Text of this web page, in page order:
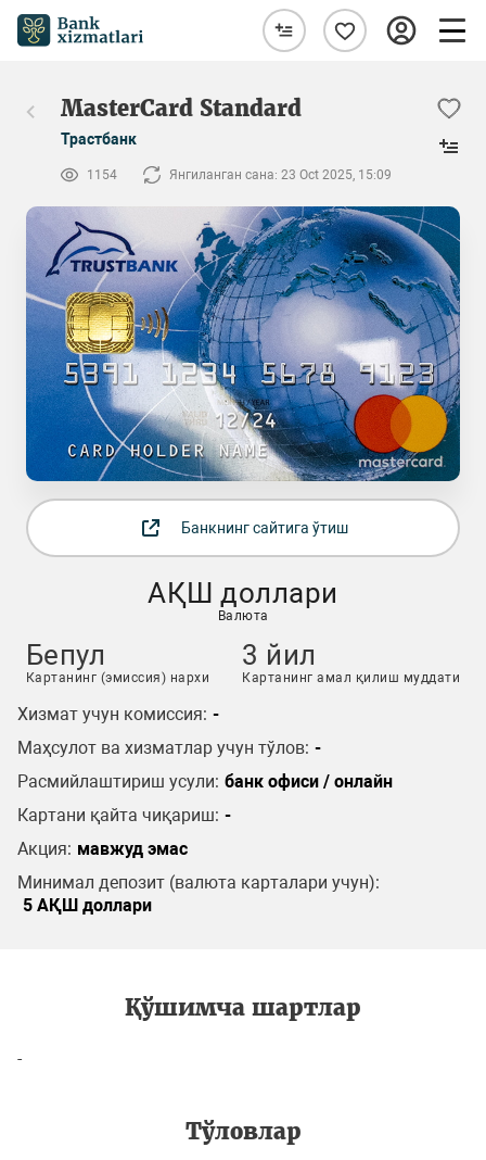
MasterCard Standard
Трастбанк
1154 Янгиланган сана: 23 Oct 2025, 15:09
Банкнинг сайтига ўтиш
АҚШ доллари
Валюта
Бепул
Картанинг (эмиссия) нархи
3 йил
Картанинг амал қилиш муддати
Хизмат учун комиссия: -
Маҳсулот ва хизматлар учун тўлов: -
Расмийлаштириш усули: банк офиси / онлайн
Картани қайта чиқариш: -
Акция: мавжуд эмас
Минимал депозит (валюта карталари учун):
5 АҚШ доллари
Қўшимча шартлар
-
Тўловлар